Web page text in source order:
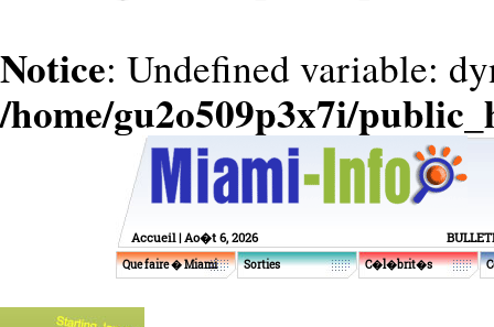
Notice: Undefined variable:
/home/gu2o509p3x7i/
Accueil| Ao�t 6, 2026
Que faire � Miami Sorties C�l�brit�s